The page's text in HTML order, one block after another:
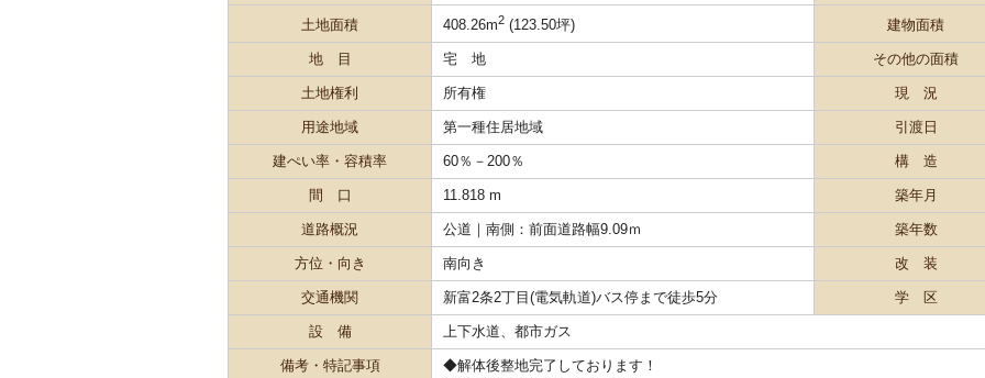
土地面積 408.26m2 (123.50坪) 建物面積
地 目 宅 地 その他の面積
土地権利 所有権 現 況
用途地域 第一種住居地域 引渡日
建ぺい率・容積率 60％－200％ 構 造
間 口 11.818 m 築年月
道路概況 公道｜南側：前面道路幅9.09ｍ 築年数
方位・向き 南向き 改 装
交通機関 新富2条2丁目(電気軌道)バス停まで徒歩5分 学 区
設 備 上下水道、都市ガス
備考・特記事項
◆解体後整地完了しております！